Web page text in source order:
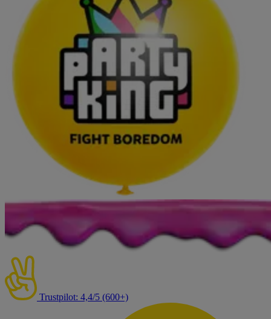
Trustpilot: 4,4/5 (600+)